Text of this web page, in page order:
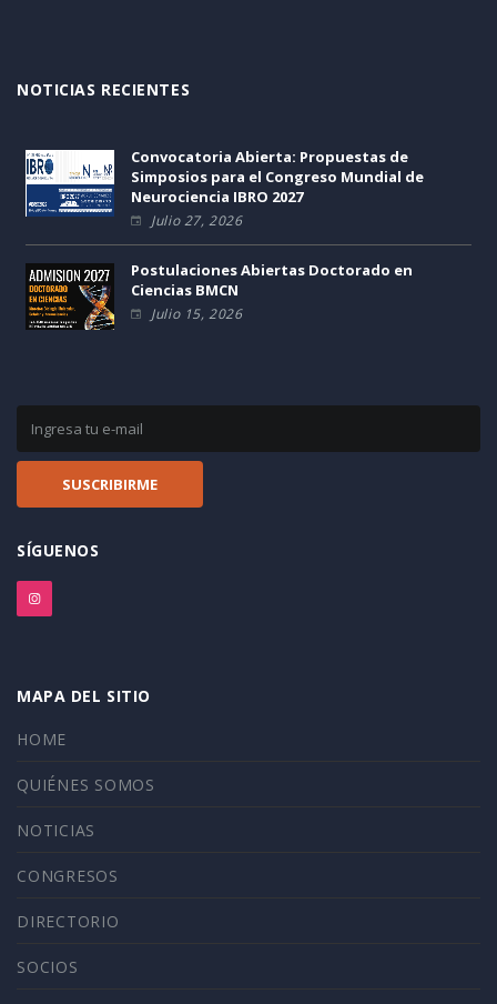
NOTICIAS RECIENTES
Convocatoria Abierta: Propuestas de
Simposios para el Congreso Mundial de
Neurociencia IBRO 2027
Julio 27, 2026
Postulaciones Abiertas Doctorado en
Ciencias BMCN
Julio 15, 2026
SÍGUENOS
MAPA DEL SITIO
HOME
QUIÉNES SOMOS
NOTICIAS
CONGRESOS
DIRECTORIO
SOCIOS